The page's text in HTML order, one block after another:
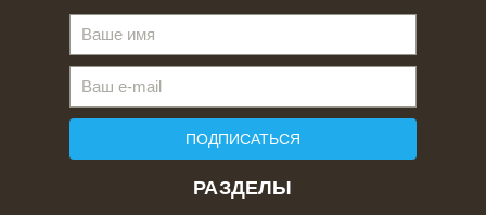
РАЗДЕЛЫ
ПОДПИСАТЬСЯ